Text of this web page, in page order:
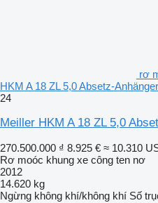
rơ
HKM A 18 ZL 5,0 Absetz-
24
Meiller HKM A 18 ZL 5,0
270.500.000 ₫ 8.925 € ≈ 10.310
Rơ moóc khung xe công ten nơ
2012
14.620 kg
Ngừng không khí/không khí Số